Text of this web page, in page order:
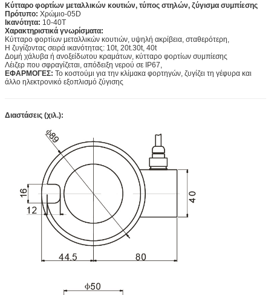
Κύτταρο φορτίων μεταλλικών κουτιών, τύπος στηλών, ζύγισμα συμπίεσης
Πρότυπο: Χρώμιο-05D
Ικανότητα: 10-40T
Χαρακτηριστικά γνωρίσματα:
Κύτταρο φορτίων μεταλλικών κουτιών, υψηλή ακρίβεια, σταθερότερη,
Η ζυγίζοντας σειρά ικανότητας: 10t, 20t.30t, 40t
Δομή χάλυβα ή ανοξείδωτου κραμάτων, κύτταρο φορτίων συμπίεσης
Λέιζερ που σφραγίζεται, απόδειξη νερού σε IP67,
ΕΦΑΡΜΟΓΕΣ: Το κοστούμι για την κλίμακα φορτηγών, ζυγίζει τη γέφυρα και
άλλο ηλεκτρονικό εξοπλισμό ζύγισης
Διαστάσεις (χιλ.):